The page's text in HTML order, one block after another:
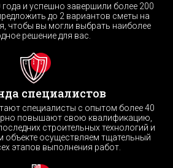
и успешно завершили более 200
до 2 вариантов сметы на
чтобы вы могли выбрать наиболее
решение для вас.
специалистов
специалисты с опытом более 40
повышают свою квалификацию,
строительных технологий и
объекте осуществляем тщательный
этапов выполнения работ.